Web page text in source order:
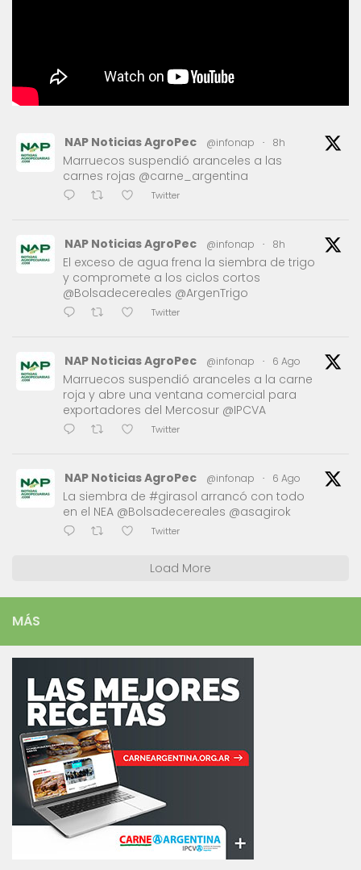
NAP Noticias AgroPec @infonap · 8h
Marruecos suspendió aranceles a las
carnes rojas @carne_argentina
Twitter
NAP Noticias AgroPec @infonap · 8h
El exceso de agua frena la siembra de trigo
y compromete a los ciclos cortos
@Bolsadecereales @ArgenTrigo
Twitter
NAP Noticias AgroPec @infonap · 6 Ago
Marruecos suspendió aranceles a la carne
roja y abre una ventana comercial para
exportadores del Mercosur @IPCVA
Twitter
NAP Noticias AgroPec @infonap · 6 Ago
La siembra de #girasol arrancó con todo
en el NEA @Bolsadecereales @asagirok
Twitter
Load More
MÁS